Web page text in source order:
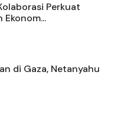
Perkuat
Ekonom...
di Gaza, Netanyahu